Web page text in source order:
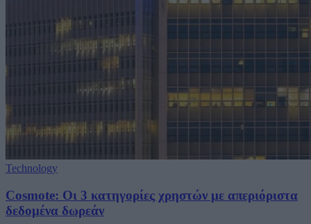
Technology
Cosmote: Οι 3 κατηγορίες χρηστών με απεριόριστα
δεδομένα δωρεάν